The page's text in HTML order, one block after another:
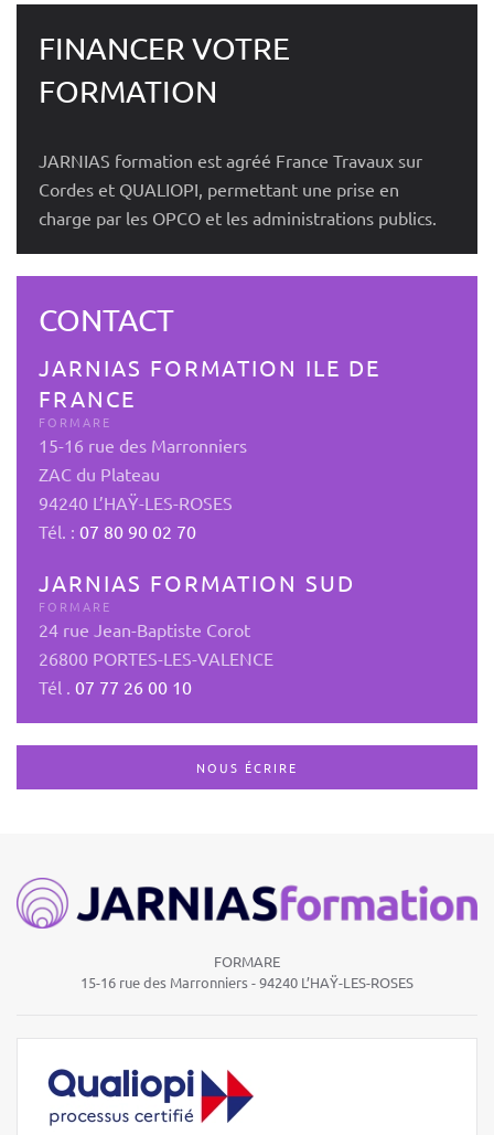
FINANCER VOTRE
FORMATION
JARNIAS formation est agréé France Travaux sur
Cordes et QUALIOPI, permettant une prise en
charge par les OPCO et les administrations publics.
CONTACT
JARNIAS FORMATION ILE DE
FRANCE
FORMARE
15-16 rue des Marronniers
ZAC du Plateau
94240 L’HAŸ-LES-ROSES
Tél. : 07 80 90 02 70
JARNIAS FORMATION SUD
FORMARE
24 rue Jean-Baptiste Corot
26800 PORTES-LES-VALENCE
Tél . 07 77 26 00 10
NOUS ÉCRIRE
FORMARE
15-16 rue des Marronniers -94240 L’HAŸ-LES-ROSES